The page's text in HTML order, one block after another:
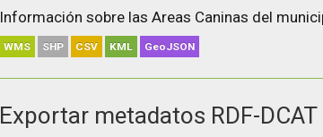
Información sobre las Areas Caninas del
WMS SHP CSV KML GeoJSON
Exportar metadatos RDF-DCAT